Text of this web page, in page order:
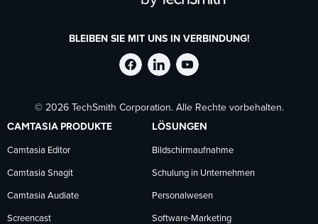
BLEIBEN SIE MIT UNS IN VERBINDUNG!
TechSmith
auf
Facebook
folgen
TechSmith
auf
LinkedIn
folgen
TechSmith
auf
YouTube
folgen
© 2026 TechSmith Corporation. Alle Rechte vorbehalten.
CAMTASIA PRODUKTE
Camtasia Editor
Camtasia Snagit
Camtasia Audiate
Screencast
LÖSUNGEN
Bildschirmaufnahme
Schulung in Unternehmen
Personalwesen
Software-Marketing